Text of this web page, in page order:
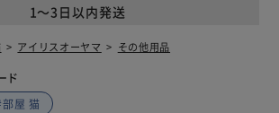
1～3日以内発送
アイリスオーヤマ その他用品
ド
屋 猫